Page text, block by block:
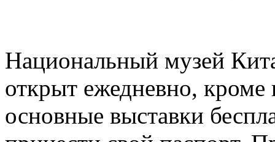
Национальный музей
открыт ежедневно, кроме
основные выставки